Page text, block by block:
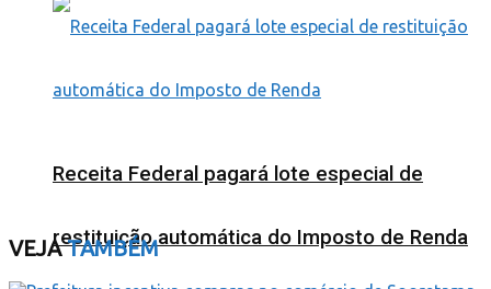
Receita Federal pagará lote especial de
restituição automática do Imposto de Renda
VEJATAMBÉM